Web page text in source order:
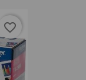
favorite_border